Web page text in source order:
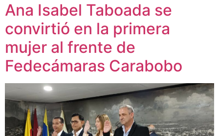
Ana Isabel Taboada se
convirtió en la primera
mujer al frente de
Fedecámaras Carabobo